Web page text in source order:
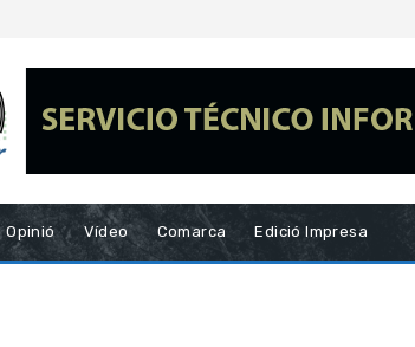
Opinió Vídeo Comarca Edició Impresa